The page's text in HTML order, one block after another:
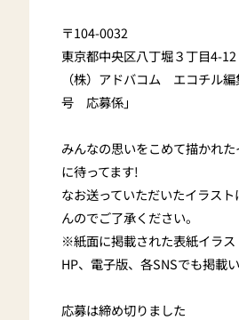
〒104-0032
東京都中央区八丁堀３丁目4-
（株）アドバコム エコチル
号 応募係」
みんなの思いをこめて描かれ
に待ってます!
なお送っていただいたイラス
んのでご了承ください。
※紙面に掲載された表紙イラ
HP、電子版、各SNSでも掲載い
応募は締め切りました